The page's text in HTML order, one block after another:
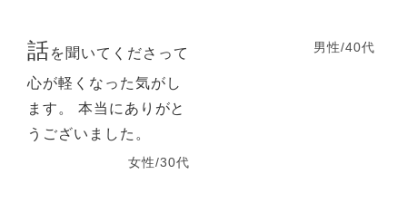
話を聞いてくださって
心が軽くなった気がし
ます。 本当にありがと
うございました。
女性/30代
男性/40代